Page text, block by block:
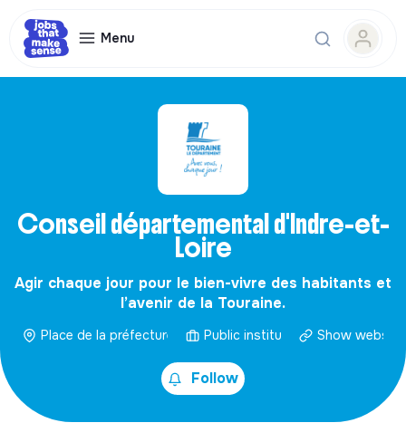
Menu
Conseil départemental d'Indre-et-
Loire
Agir chaque jour pour le bien-vivre des habitants et
l’avenir de la Touraine.
Place de la préfecture, 37000 Tours
Public institution Show website
Follow